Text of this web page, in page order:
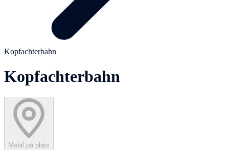
Kopfachterbahn
Kopfachterbahn
Mobil på plats